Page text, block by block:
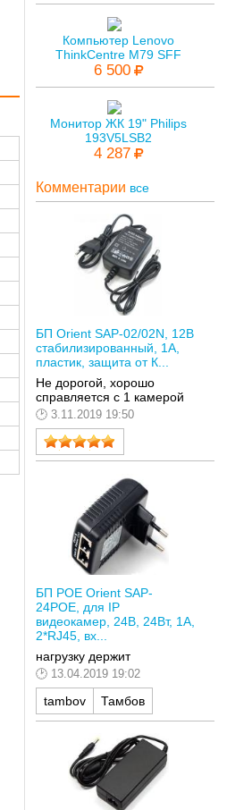
Компьютер Lenovo
ThinkCentre M79 SFF
6 500
Монитор ЖК 19" Philips
193V5LSB2
4 287
Комментарии все
БП Orient SAP-02/02N, 12В
стабилизированный, 1А,
пластик, защита от К...
Не дорогой, хорошо
справляется с 1 камерой
3.11.2019 19:50
БП POE Orient SAP-
24POE, для IP
видеокамер, 24В, 24Вт, 1А,
2*RJ45, вх...
нагрузку держит
13.04.2019 19:02
tambov Тамбов